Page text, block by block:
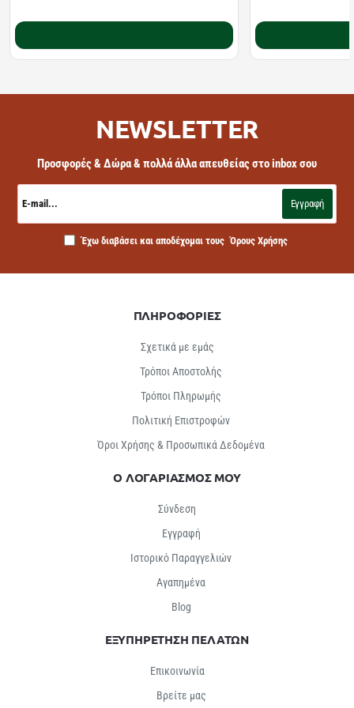
NEWSLETTER
Προσφορές & Δώρα & πολλά άλλα απευθείας στο inbox σου
E-
mail...
Εγγραφή
Έχω διαβάσει και αποδέχομαι τους Όρους Χρήσης
ΠΛΗΡΟΦΟΡΙΕΣ
Σχετικά με εμάς
Τρόποι Αποστολής
Τρόποι Πληρωμής
Πολιτική Επιστροφών
Όροι Χρήσης & Προσωπικά Δεδομένα
Ο ΛΟΓΑΡΙΑΣΜΟΣ ΜΟΥ
Σύνδεση
Εγγραφή
Ιστορικό Παραγγελιών
Αγαπημένα
Βlog
ΕΞΥΠΗΡΕΤΗΣΗ ΠΕΛΑΤΩΝ
Επικοινωνία
Βρείτε μας